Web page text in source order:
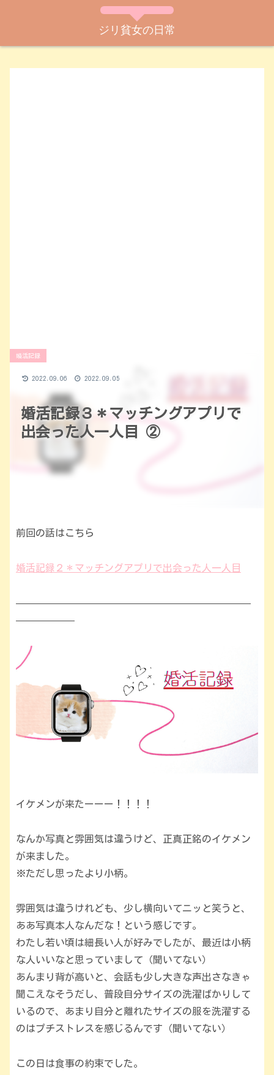
ジリ貧女の日常
婚活記録３＊マッチングアプリで
出会った人一人目 ②
婚活記録
2022.09.06 2022.09.05
前回の話はこちら
婚活記録２＊マッチングアプリで出会った人一人目
————————————————————————
——————
イケメンが来たーーー！！！！
なんか写真と雰囲気は違うけど、正真正銘のイケメン
が来ました。
※ただし思ったより小柄。
雰囲気は違うけれども、少し横向いてニッと笑うと、
ああ写真本人なんだな！という感じです。
わたし若い頃は細長い人が好みでしたが、最近は小柄
な人いいなと思っていまして（聞いてない）
あんまり背が高いと、会話も少し大きな声出さなきゃ
聞こえなそうだし、普段自分サイズの洗濯ばかりして
いるので、あまり自分と離れたサイズの服を洗濯する
のはプチストレスを感じるんです（聞いてない）
この日は食事の約束でした。